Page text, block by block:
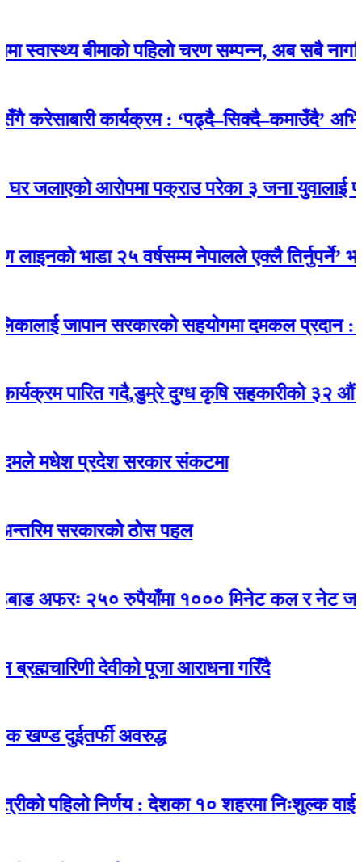
बीमाको पहिलो चरण सम्पन्न, अब सबै नागरिक
कार्यक्रम : ‘पढ्दै–सिक्दै–कमाउँदै’ अभियान
आरोपमा पक्राउ परेका ३ जना युवालाई
भाडा २५ वर्षसम्म नेपालले एक्‍लै तिर्नुपर्ने’ भन्‍ने
जापान सरकारको सहयोगमा दमकल प्रदान :
पारित गदै,डुम्रे दुग्ध कृषि सहकारीको ३२ औं वार्षिक
प्रदेश सरकार संकटमा
ठोस पहल
२५० रुपैयाँमा १००० मिनेट कल र नेट जडान
देवीको पूजा आराधना गरिँदै
अवरुद्ध
निर्णय : देशका १० शहरमा निःशुल्क वाईफाई